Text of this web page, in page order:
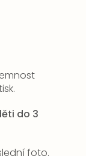
do 3
foto.